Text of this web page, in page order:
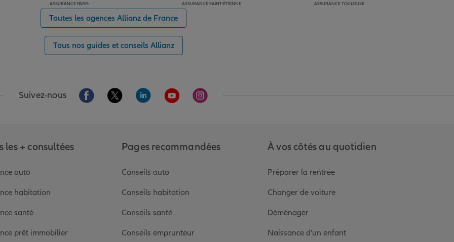
ASSURANCE PARIS
ASSURANCE SAINT-ÉTIENNE
ASSURANCE TOULOUSE
Toutes les agences Allianz de France
Tous nos guides et conseils Allianz
Suivez-nous Aller sur la page Facebook de Allianz
Aller sur la page Twitter de Allianz
Aller sur la page Linkedin de Allianz
Aller sur la page Youtube de Allianz
Aller sur la page Instagram de Allianz
les + consultées
auto
habitation
santé
prêt immobilier
Pages recommandées
Conseils auto
Conseils habitation
Conseils santé
Conseils emprunteur
À vos côtés au quotidien
Préparer la rentrée
Changer de voiture
Déménager
Naissance d'un enfant